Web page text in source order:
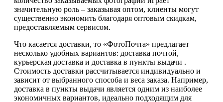
значительную роль – заказывая оптом, клиенты могут
существенно экономить благодаря оптовым скидкам,
предоставляемым сервисом.
Что касается доставки, то «ФотоПочта» предлагает
несколько удобных вариантов: доставка почтой,
курьерская доставка и доставка в пункты выдачи .
Стоимость доставки рассчитывается индивидуально и
зависит от выбранного способа и веса заказа. Например,
доставка в пункты выдачи является одним из наиболее
экономичных вариантов, идеально подходящим для